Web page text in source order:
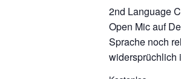
2nd Language
Open Mic auf
Sprache noch
widersprüchlich